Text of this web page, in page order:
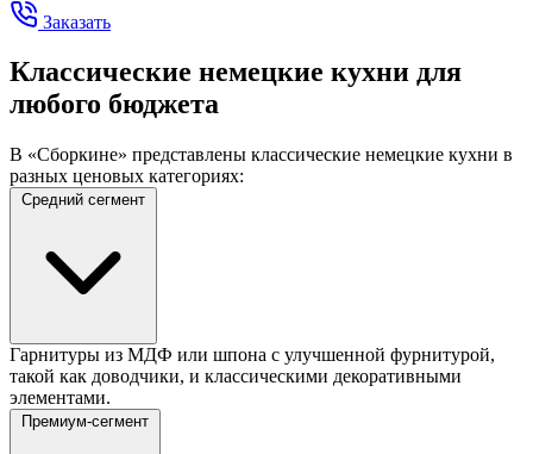
Заказать
Классические немецкие кухни для
любого бюджета
В «Сборкине» представлены классические немецкие кухни в
разных ценовых категориях:
Средний сегмент
Гарнитуры из МДФ или шпона с улучшенной фурнитурой,
такой как доводчики, и классическими декоративными
элементами.
Премиум-сегмент